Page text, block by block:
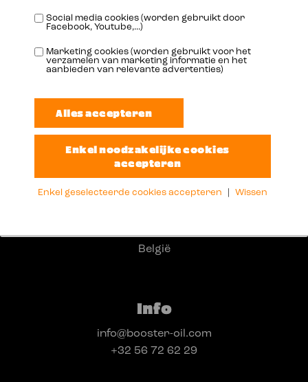
Adres
België
Info
info@booster-oil.com
+32 56 72 62 29
Social media cookies (worden gebruikt door
Facebook, Youtube,...)
Marketing cookies (worden gebruikt voor het
verzamelen van marketing informatie en het
aanbieden van relevante advertenties)
Enkel geselecteerde cookies accepteren Wissen